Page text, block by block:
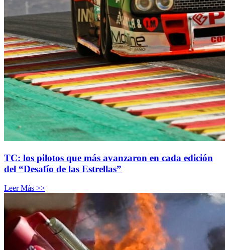
TC: los pilotos que más avanzaron en cada edición
del “Desafío de las Estrellas”
Leer Más >>